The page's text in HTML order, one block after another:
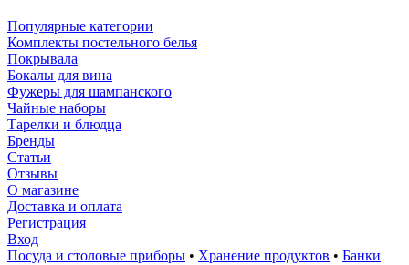
Популярные категории
Комплекты постельного белья
Покрывала
Бокалы для вина
Фужеры для шампанского
Чайные наборы
Тарелки и блюдца
Бренды
Статьи
Отзывы
О магазине
Доставка и оплата
Регистрация
Вход
Посуда и столовые приборы • Хранение продуктов • Банки